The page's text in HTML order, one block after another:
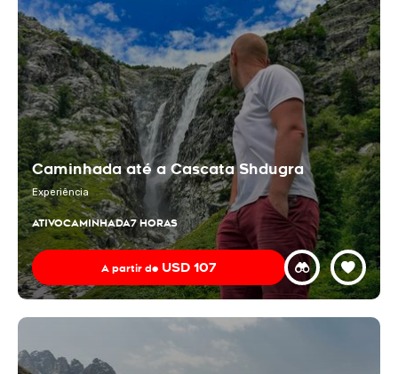
Caminhada até a Cascata Shdugra
Experiência
ATIVOCAMINHADA7 HORAS
A partir de USD 107